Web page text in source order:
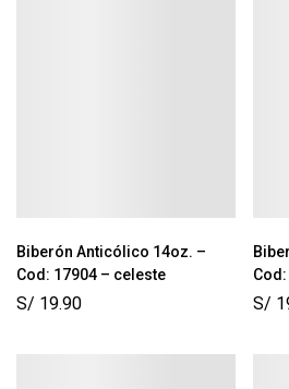
Biberón Anticólico 14oz. –
Cod: 17904 – celeste
S/ 19.90 S/